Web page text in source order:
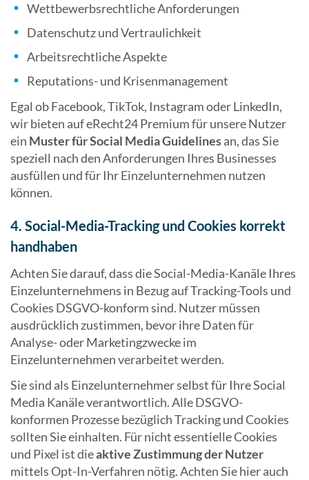
Wettbewerbsrechtliche Anforderungen
Datenschutz und Vertraulichkeit
Arbeitsrechtliche Aspekte
Reputations- und Krisenmanagement
Egal ob Facebook, TikTok, Instagram oder LinkedIn,
wir bieten auf eRecht24 Premium für unsere Nutzer
ein Muster für Social Media Guidelinesan, das Sie
speziell nach den Anforderungen Ihres Businesses
ausfüllen und für Ihr Einzelunternehmen nutzen
können.
4. Social-Media-Tracking und Cookies korrekt
handhaben
Achten Sie darauf, dass die Social-Media-Kanäle Ihres
Einzelunternehmens in Bezug auf Tracking-Tools und
Cookies DSGVO-konform sind. Nutzer müssen
ausdrücklich zustimmen, bevor ihre Daten für
Analyse- oder Marketingzwecke im
Einzelunternehmen verarbeitet werden.
Sie sind als Einzelunternehmer selbst für Ihre Social
Media Kanäle verantwortlich. Alle DSGVO-
konformen Prozesse bezüglich Tracking und Cookies
sollten Sie einhalten. Für nicht essentielle Cookies
und Pixel ist dieaktive Zustimmung der Nutzer
mittels Opt-In-Verfahren nötig. Achten Sie hier auch